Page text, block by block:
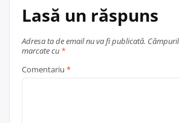
Lasă un răspuns
Adresa ta de email nu va fi publicată.
marcate cu *
Comentariu *